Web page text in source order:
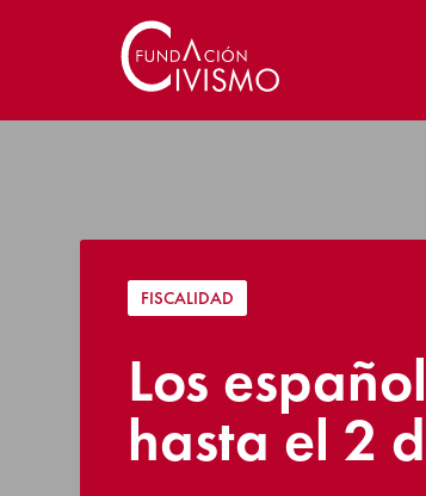
FISCALIDAD
Los
hasta el 2